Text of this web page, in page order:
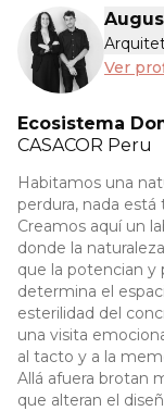
Ver
Ecosistema
CASACOR Peru
Habitamos una
perdura, nada
Creamos aquí un
donde la
que la potencian
determina el
esterilidad del
una visita
al tacto y a la
Allá afuera brotan
que alteran el